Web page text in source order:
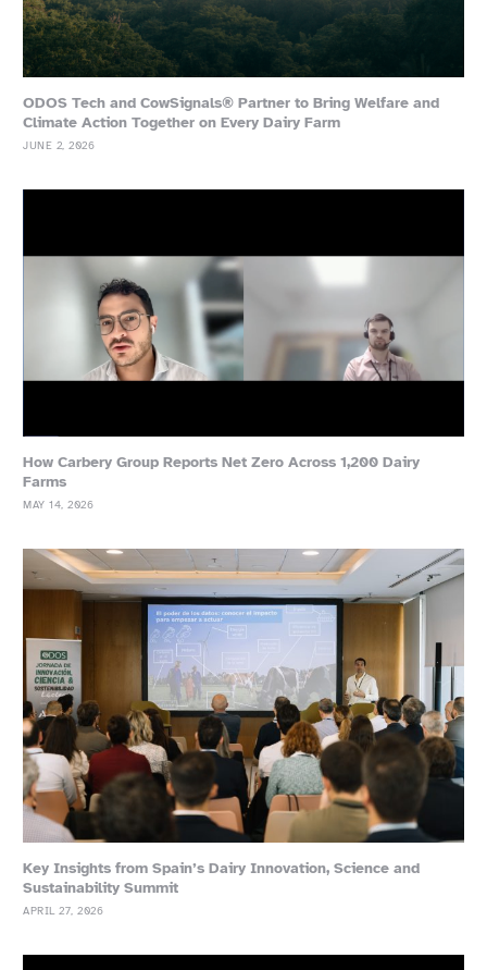
ODOS Tech and CowSignals® Partner to Bring Welfare and
Climate Action Together on Every Dairy Farm
JUNE 2, 2026
How Carbery Group Reports Net Zero Across 1,200 Dairy
Farms
MAY 14, 2026
Key Insights from Spain’s Dairy Innovation, Science and
Sustainability Summit
APRIL 27, 2026